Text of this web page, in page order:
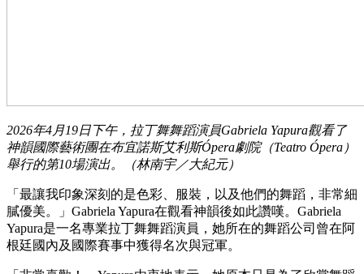
2026年4月19日下午，拉丁舞舞蹈演員Gabriela Yapura觀看了
神韻國際藝術團在布宜諾斯艾利斯Ópera劇院（Teatro Ópera）
舉行的第10場演出。（林南宇／大紀元）
「最讓我印象深刻的是色彩、服裝，以及他們的舞蹈，非常細
膩優美。」Gabriela Yapura在觀看神韻後如此讚嘆。Gabriela
Yapura是一名專業拉丁舞舞蹈演員，她所在的舞蹈公司曾在阿
根廷國內及國際賽事中獲得名次與冠軍。